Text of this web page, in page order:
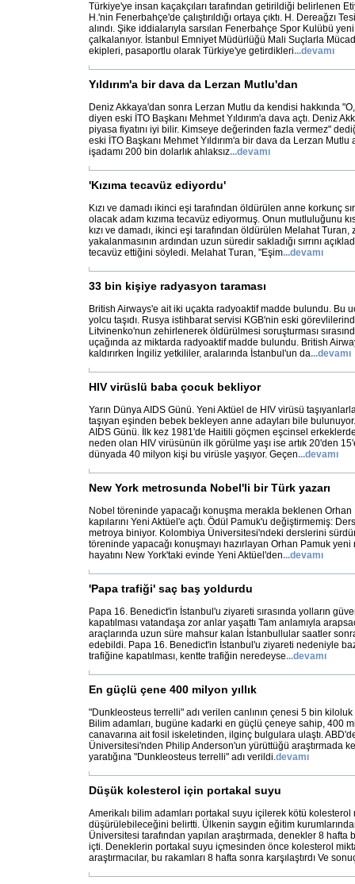
Türkiye'ye insan kaçakçıları tarafından getirildiği belirlenen
H.'nin Fenerbahçe'de çalıştırıldığı ortaya çıktı. H. Dereağzı
alındı. Şike iddialarıyla sarsılan Fenerbahçe Spor Kulübü
çalkalanıyor. İstanbul Emniyet Müdürlüğü Mali Suçlarla
ekipleri, pasaportlu olarak Türkiye'ye getirdikleri...devamı
Yıldırım'a bir dava da Lerzan Mutlu'dan
Deniz Akkaya'dan sonra Lerzan Mutlu da kendisi hakkında
diyen eski İTO Başkanı Mehmet Yıldırım'a dava açtı. Deniz
piyasa fiyatını iyi bilir. Kimseye değerinden fazla vermez"
eski İTO Başkanı Mehmet Yıldırım'a bir dava da Lerzan Mutlu
işadamı 200 bin dolarlık ahlaksız...devamı
'Kızıma tecavüz ediyordu'
Kızı ve damadı ikinci eşi tarafından öldürülen anne korkunç
olacak adam kızıma tecavüz ediyormuş. Onun mutluluğunu
kızı ve damadı, ikinci eşi tarafından öldürülen Melahat Turan,
yakalanmasının ardından uzun süredir sakladığı sırrını
tecavüz ettiğini söyledi. Melahat Turan, "Eşim...devamı
33 bin kişiye radyasyon taraması
British Airways'e ait iki uçakta radyoaktif madde bulundu. Bu
yolcu taşıdı. Rusya istihbarat servisi KGB'nin eski
Litvinenko'nun zehirlenerek öldürülmesi soruşturması
uçağında az miktarda radyoaktif madde bulundu. British
kaldırırken İngiliz yetkililer, aralarında İstanbul'un da...devamı
HIV virüslü baba çocuk bekliyor
Yarın Dünya AIDS Günü. Yeni Aktüel de HIV virüsü
taşıyan eşinden bebek bekleyen anne adayları bile bulunuyor.
AIDS Günü. İlk kez 1981'de Haitili göçmen eşcinsel
neden olan HIV virüsünün ilk görülme yaşı ise artık 20'den
dünyada 40 milyon kişi bu virüsle yaşıyor. Geçen...devamı
New York metrosunda Nobel'li bir Türk yazarı
Nobel töreninde yapacağı konuşma merakla beklenen
kapılarını Yeni Aktüel'e açtı. Ödül Pamuk'u değiştirmemiş:
metroya biniyor. Kolombiya Üniversitesi'ndeki derslerini
töreninde yapacağı konuşmayı hazırlayan Orhan Pamuk yeni
hayatını New York'taki evinde Yeni Aktüel'den...devamı
'Papa trafiği' saç baş yoldurdu
Papa 16. Benedict'in İstanbul'u ziyareti sırasında yolların
kapatılması vatandaşa zor anlar yaşattı Tam anlamıyla
araçlarında uzun süre mahsur kalan İstanbullular saatler
edebildi. Papa 16. Benedict'in İstanbul'u ziyareti nedeniyle
trafiğine kapatılması, kentte trafiğin neredeyse...devamı
En güçlü çene 400 milyon yıllık
"Dunkleosteus terrelli" adı verilen canlının çenesi 5 bin kiloluk
Bilim adamları, bugüne kadarki en güçlü çeneye sahip, 400
canavarına ait fosil iskeletinden, ilginç bulgulara ulaştı.
Üniversitesi'nden Philip Anderson'un yürüttüğü araştırmada
yaratığına "Dunkleosteus terrelli" adı verildi.devamı
Düşük kolesterol için portakal suyu
Amerikalı bilim adamları portakal suyu içilerek kötü kolesterol
düşürülebileceğini belirtti. Ülkenin saygın eğitim
Üniversitesi tarafından yapılan araştırmada, denekler 8 hafta
içti. Deneklerin portakal suyu içmesinden önce kolesterol
araştırmacılar, bu rakamları 8 hafta sonra karşılaştırdı Ve